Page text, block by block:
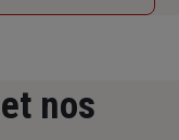
et nos